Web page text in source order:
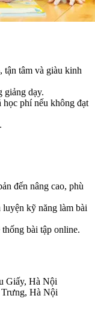
tận tâm và giàu kinh
giảng dạy.
học phí nếu không đạt
đến nâng cao, phù
kỹ năng làm bài
bài tập online.
Giấy, Hà Nội
Hà Nội